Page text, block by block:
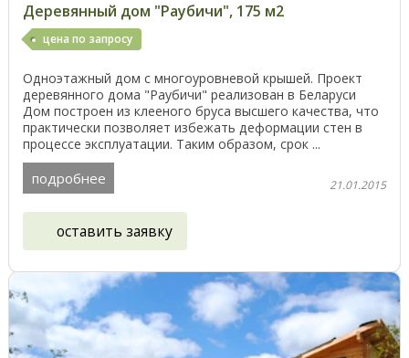
Деревянный дом "Раубичи", 175 м2
цена по запросу
Одноэтажный дом с многоуровневой крышей. Проект
деревянного дома "Раубичи" реализован в Беларуси
Дом построен из клееного бруса высшего качества, что
практически позволяет избежать деформации стен в
процессе эксплуатации. Таким образом, срок ...
подробнее 21.01.2015
оставить заявку